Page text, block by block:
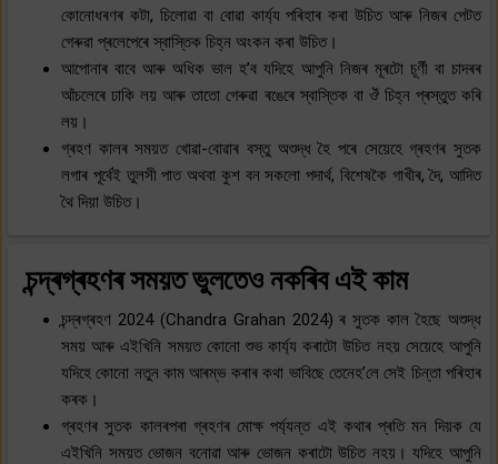
কোনোধৰণৰ কটা, চিলোৱা বা বোৱা কাৰ্য্য পৰিহাৰ কৰা উচিত আৰু নিজৰ পেটত
গেৰুৱা প্ৰলেপেৰে স্বাস্তিক চিহ্ন অংকন কৰা উচিত।
আপোনাৰ বাবে আৰু অধিক ভাল হ’ব যদিহে আপুনি নিজৰ মূৰটো চূৰ্ণী বা চাদৰৰ
আঁচলেৰে ঢাকি লয় আৰু তাতো গেৰুৱা ৰঙেৰে স্বাস্তিক বা ঔঁ চিহ্ন প্ৰস্তুত কৰি
লয়।
গ্ৰহণ কালৰ সময়ত খোৱা-বোৱাৰ বস্তু অশুদ্ধ হৈ পৰে সেয়েহে গ্ৰহণৰ সুতক
লগাৰ পূৰ্বেই তুলসী পাত অথবা কুশ বন সকলো পদাৰ্থ, বিশেষকৈ গাখীৰ, দৈ, আদিত
থৈ দিয়া উচিত।
চন্দ্ৰগ্ৰহণৰ সময়ত ভুলতেও নকৰিব এই কাম
চন্দ্ৰগ্ৰহণ 2024 (Chandra Grahan 2024) ৰ সুতক কাল হৈছে অশুদ্ধ
সময় আৰু এইখিনি সময়ত কোনো শুভ কাৰ্য্য কৰাটো উচিত নহয় সেয়েহে আপুনি
যদিহে কোনো নতুন কাম আৰম্ভ কৰাৰ কথা ভাবিছে তেনেহ’লে সেই চিন্তা পৰিহাৰ
কৰক।
গ্ৰহণৰ সুতক কালৰপৰা গ্ৰহণৰ মোক্ষ পৰ্য্যন্ত এই কথাৰ প্ৰতি মন দিয়ক যে
এইখিনি সময়ত ভোজন বনোৱা আৰু ভোজন কৰাটো উচিত নহয়। যদিহে আপুনি